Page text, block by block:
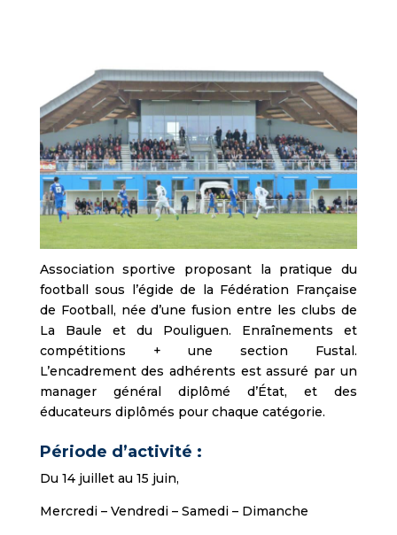
Association sportive proposant la pratique du
football sous l’égide de la Fédération Française
de Football, née d’une fusion entre les clubs de
La Baule et du Pouliguen. Enraînements et
compétitions + une section Fustal.
L’encadrement des adhérents est assuré par un
manager général diplômé d’État, et des
éducateurs diplômés pour chaque catégorie.
Période d’activité :
Du 14 juillet au 15 juin,
Mercredi – Vendredi – Samedi – Dimanche